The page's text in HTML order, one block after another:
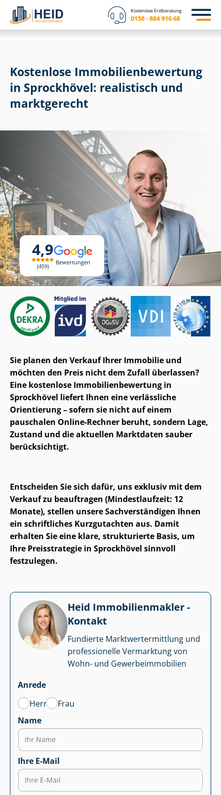
Kostenlose Erstberatung
0158 - 884 916 68
4,9
459
Bewertungen
Kostenlose Im­mo­bi­li­en­be­wer­tung
in Sprockhövel: realistisch und
marktgerecht
Sie planen den Verkauf Ihrer Immobilie und
möchten den Preis nicht dem Zufall überlassen?
Eine kostenlose Im­mo­bi­li­en­be­wer­tung in
Sprockhövel liefert Ihnen eine verlässliche
Orientierung – sofern sie nicht auf einem
pauschalen Online-Rechner beruht, sondern Lage,
Zustand und die aktuellen Marktdaten sauber
berücksichtigt.
Entscheiden Sie sich dafür, uns exklusiv mit dem
Verkauf zu beauftragen (Mindestlaufzeit: 12
Monate), stellen unsere Sach­ver­stän­di­gen Ihnen
ein schriftliches Kurzgutachten aus. Damit
erhalten Sie eine klare, strukturierte Basis, um
Ihre Preisstrategie in Sprockhövel sinnvoll
festzulegen.
Heid Im­mo­bi­li­en­mak­ler -
Kontakt
Fundierte Markt­wert­ermitt­lung und
professionelle Vermarktung von
Wohn- und Ge­wer­be­im­mo­bi­li­en
Anrede
Herr
Frau
Name
Ihre E-Mail